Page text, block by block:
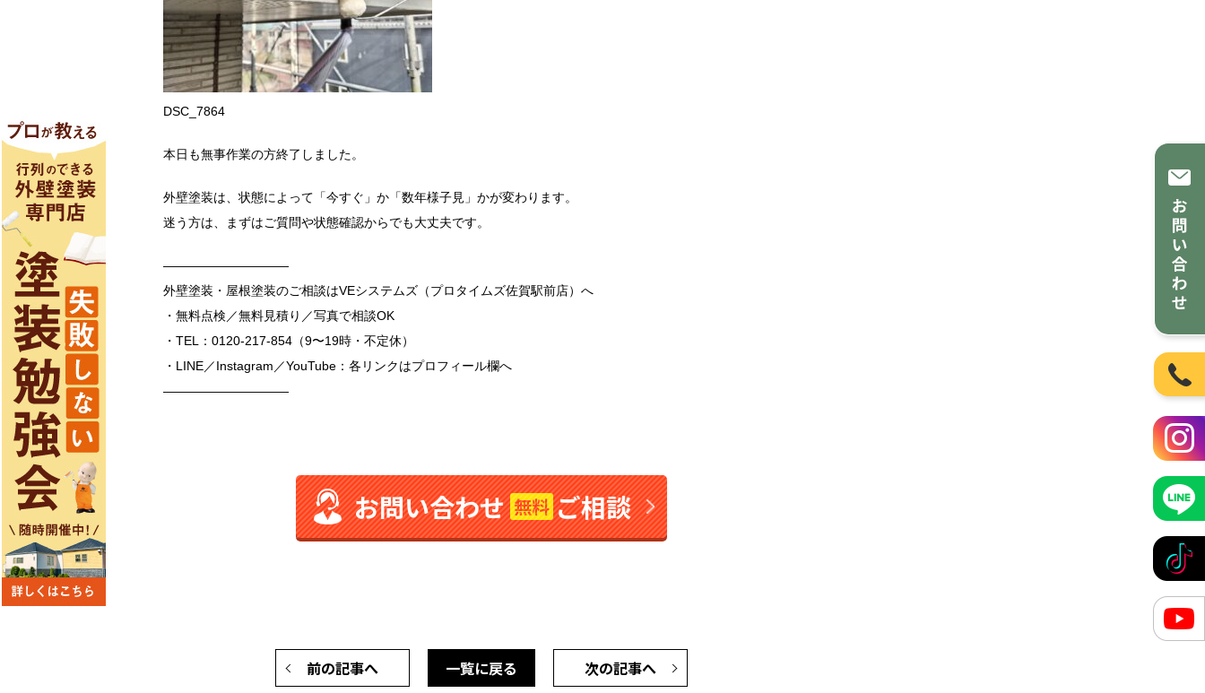
DSC_7864
本日も無事作業の方終了しました。
外壁塗装は、状態によって「今すぐ」か「数年様子見」かが変わります。
迷う方は、まずはご質問や状態確認からでも大丈夫です。
――――――――――
外壁塗装・屋根塗装のご相談はVEシステムズ（プロタイムズ佐賀駅前店）へ
・無料点検／無料見積り／写真で相談OK
・TEL：0120-217-854（9〜19時・不定休）
・LINE／Instagram／YouTube：各リンクはプロフィール欄へ
――――――――――
お問い合わせ無料 ご相談
前の記事へ 次の記事へ
一覧に戻る